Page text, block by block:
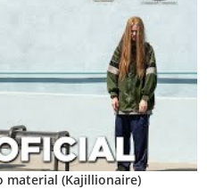
material (Kajillionaire)